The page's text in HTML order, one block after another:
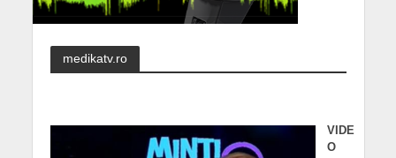
medikatv.ro
VIDE
O